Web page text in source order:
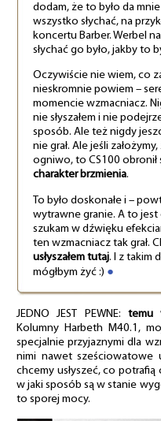
dodam, że to było da
wszystko słychać, na
koncertu Barber. Werbel na
słychać go było, jakby to
Oczywiście nie wiem, co
nieskromnie powiem –
momencie wzmacniacz.
nie słyszałem i nie
sposób. Ale też nigdy
nie grał. Ale jeśli
ogniwo, to CS100 obronił
charakter brzmienia.
To było doskonałe i –
wytrawne granie. A to jest
szukam w dźwięku
ten wzmacniacz tak grał.
usłyszałem tutaj. I z takim
mógłbym żyć :) ●
JEDNO JEST PEWNE: temu
Kolumny Harbeth M40.1,
specjalnie przyjaznymi dla
nimi nawet sześciowatowe
chcemy usłyszeć, co
w jaki sposób są w stanie
to sporej mocy.